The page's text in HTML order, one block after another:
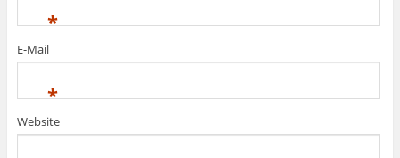
*
E-Mail
*
Website